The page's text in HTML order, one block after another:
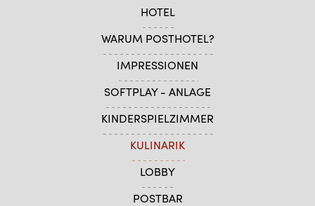
HOTEL
WARUM POSTHOTEL?
IMPRESSIONEN
SOFTPLAY - ANLAGE
KINDERSPIELZIMMER
KULINARIK
LOBBY
POSTBAR